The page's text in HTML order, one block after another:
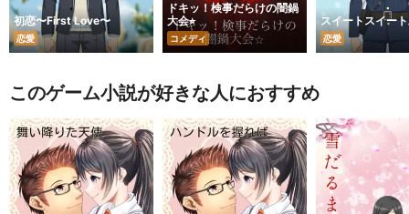
初恋〜First Love〜
恋愛
ドキッ！検事だらけの闇鍋
大会⭐︎
コメディ
スイートスイー
恋愛
このゲーム小説が好きな人におすすめ